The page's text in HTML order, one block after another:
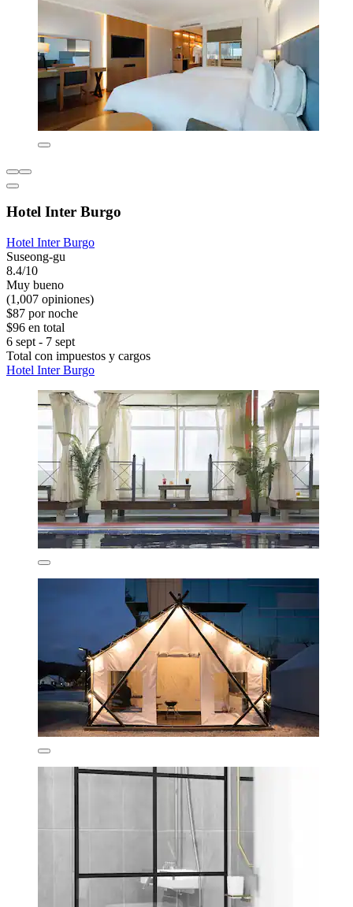
Hotel Inter Burgo
Hotel Inter Burgo
Suseong-gu
8.4/10
Muy bueno
(1,007 opiniones)
$87 por noche
$96 en total
6 sept - 7 sept
Total con impuestos y cargos
Hotel Inter Burgo